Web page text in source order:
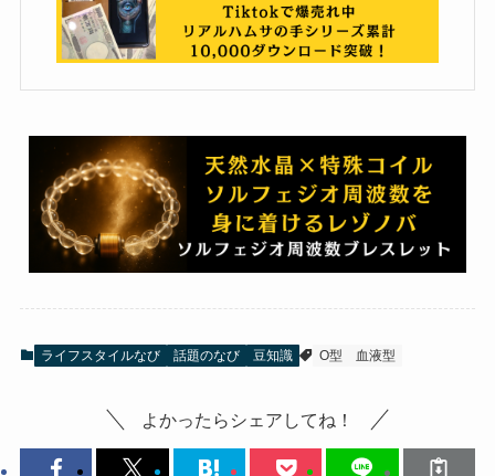
ライフスタイルなび 話題のなび 豆知識 O型 血液型
よかったらシェアしてね！